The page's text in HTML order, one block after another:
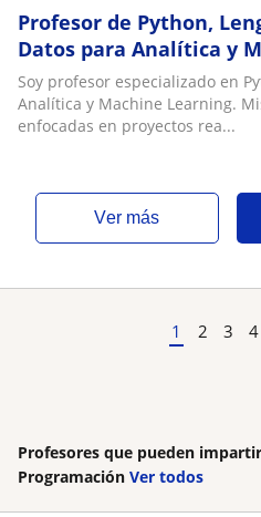
Profesor de Python,
Datos para Analítica y
aplicado
Soy profesor especializado en
Analítica y Machine Learning.
enfocadas en proyectos rea...
ver más
1 2 3 4
Profesores que pueden
Programación Ver todos